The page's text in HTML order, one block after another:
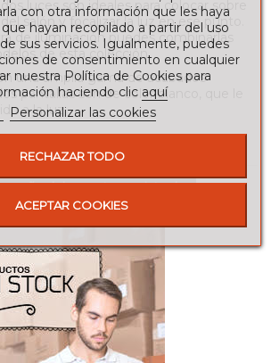
luces son ideales para colocar sobre
salón y focalizar la luz en ese punto.
de iluminación puedes combinarlas
de esta colección.
una amplia gama de acabados
pantallas son de color blanco, que le
a la luz.
debes estar registrado
con otra información que les haya
hayan recopilado a partir del uso
sus servicios. Igualmente, puedes
de consentimiento en cualquier
nuestra Política de Cookies para
haciendo clic aquí
Personalizar las cookies
RECHAZAR TODO
ACEPTAR COOKIES